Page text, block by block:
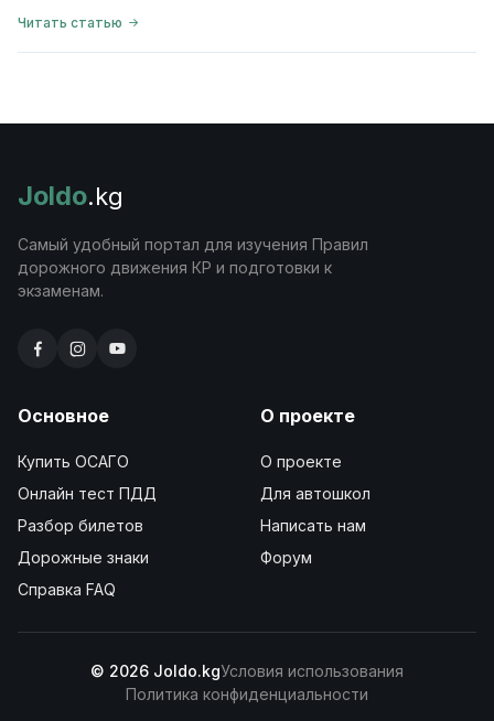
Читать статью
Joldo.kg
Самый удобный портал для изучения Правил
дорожного движения КР и подготовки к
экзаменам.
Основное
Купить ОСАГО
Онлайн тест ПДД
Разбор билетов
Дорожные знаки
Справка FAQ
О проекте
О проекте
Для автошкол
Написать нам
Форум
© 2026 Joldo.kgУсловия использования
Политика конфиденциальности